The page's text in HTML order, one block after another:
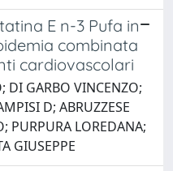
E n-3 Pufa in
combinata
cardiovascolari
DI GARBO VINCENZO;
D; ABRUZZESE
PURPURA LOREDANA;
GIUSEPPE